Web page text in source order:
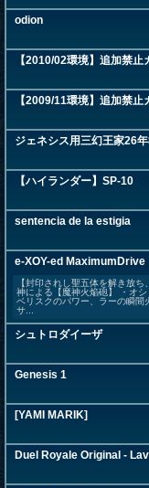
odion
【2010/02環境】追加禁止
【2009/11環境】追加禁止
ジェネシス用三幻王家26年
【ハイランダー】SP-10
sentencia de la estigia
e-XOY-ed MaximumDrive
【封印されし聖五体を解き放
神による【魔神火焔砲】 ・オ
ベリスクのパワー、ラーの瞬間
サ...
シュトロダイーザ
Genesis 1
[YAMI MARIK]
Duel Royale Original -